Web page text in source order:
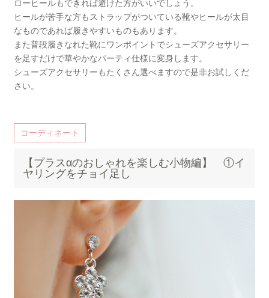
ローヒールもできれば避けた方がいいでしょう。
ヒールが苦手な方もストラップがついている靴やヒールが太目
なものであれば履きやすいものもあります。
また普段履きなれた靴にワンポイントでシューズアクセサリー
を足すだけで華やかなパーティ仕様に変身します。
シューズアクセサリーもたくさん選べますので是非お試しくだ
さい。
コーディネート
【プラスαのおしゃれを楽しむ小物編】 ①イ
ヤリングをチョイ足し